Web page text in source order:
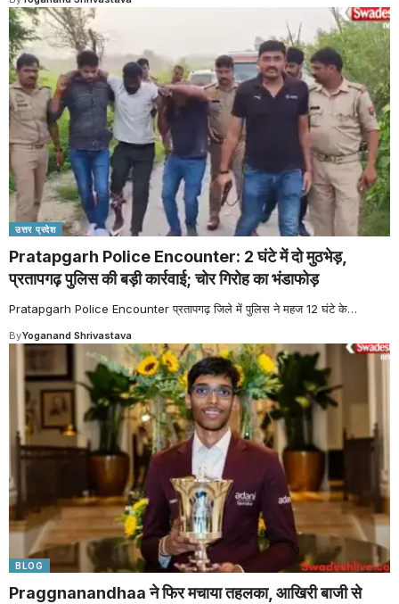
उत्तर प्रदेश
Pratapgarh Police Encounter: 2 घंटे में दो मुठभेड़,
प्रतापगढ़ पुलिस की बड़ी कार्रवाई; चोर गिरोह का भंडाफोड़
Pratapgarh Police Encounter प्रतापगढ़ जिले में पुलिस ने महज 12 घंटे के…
ByYoganand Shrivastava
BLOG
Praggnanandhaa ने फिर मचाया तहलका, आखिरी बाजी से